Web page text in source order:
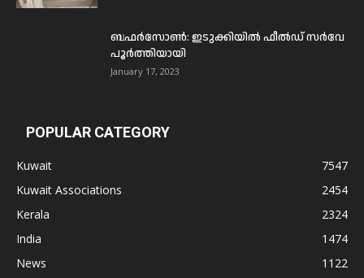
ബഫര്‍സോണ്‍: ഇടുക്കിയില്‍ ഫീല്‍ഡ് സര്‍വേ
പൂര്‍ത്തിയായി
January 17, 2023
POPULAR CATEGORY
Kuwait
7547
Kuwait Associations
2454
Kerala
2324
India
1474
News
1122